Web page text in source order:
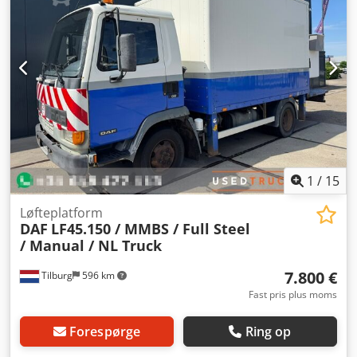
stand. Dcsdpfsyw R Nwsx Aqvek
1 / 15
Tilburg 596 km
Løfteplatform
DAF LF45.150 / MMBS / Full Steel
/ Manual / NL Truck
7.800 €
Fast pris plus moms
Forespørge Ring op